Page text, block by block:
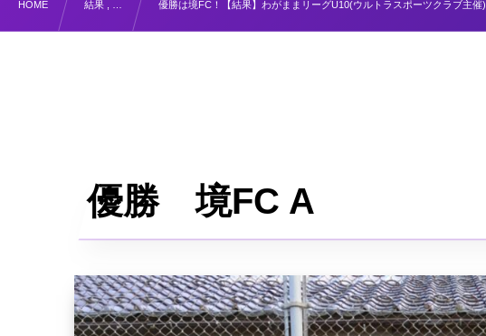
HOME 結果 , … 優勝は境FC！【結果】わがままリーグU10(ウルトラスポーツクラブ主催)
優勝 境FC A